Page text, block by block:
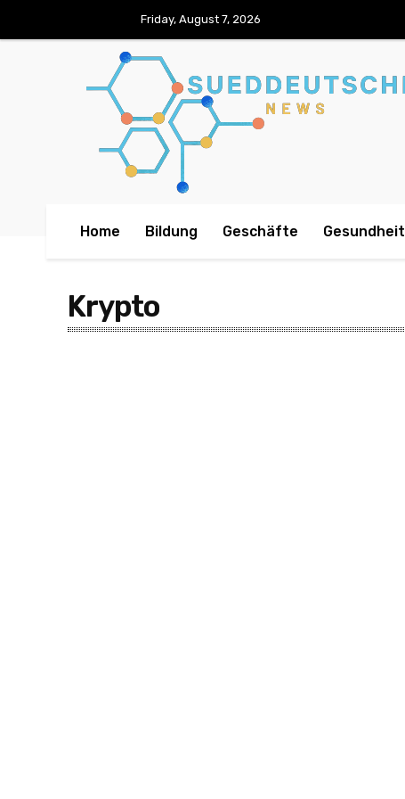
Friday, August 7, 2026
Home Bildung Geschäfte Gesundheit
Krypto